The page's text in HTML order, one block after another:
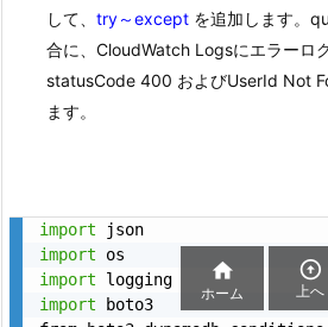
して、 try～except を追加します。
合に、CloudWatch Logsにエラーロ
statusCode 400 およびUserId Not
ます。
import
import
import
import boto3

ホーム

上へ